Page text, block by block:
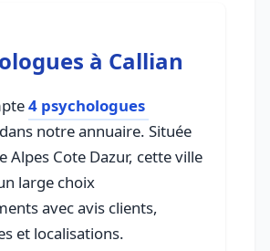
à Callian
4 psychologues
notre annuaire. Située
Alpes Cote Dazur, cette ville
large choix
avec avis clients,
et localisations.